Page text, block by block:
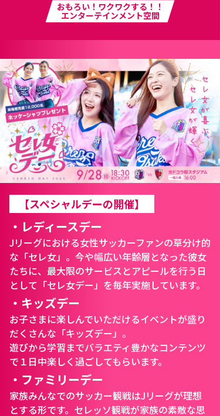
おもろい！ワクワクする！！
エンターテインメント空間
【スペシャルデーの開催】
・レディースデー
Jリーグにおける女性サッカーファンの草分け的
な「セレ女」。今や幅広い年齢層となった彼女
たちに、最大限のサービスとアピールを行う日
として「セレ女デー」を毎年実施しています。
・キッズデー
お子さまに楽しんでいただけるイベントが盛り
だくさんな「キッズデー」。
遊びから学習までバラエティ豊かなコンテンツ
で１日中楽しく過ごしてもらいます。
・ファミリーデー
家族みんなでのサッカー観戦はJリーグが理想
とする形です。セレッソ観戦が家族の素敵な思